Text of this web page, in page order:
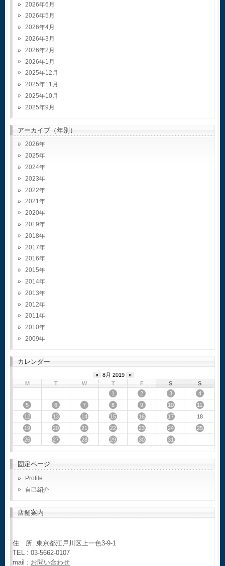
2026年6月
2026年5月
2026年4月
2026年3月
2026年2月
2026年1月
2025年12月
2025年11月
2025年10月
2025年9月
アーカイブ（年別）
2026
2025
2024
2023
2022
2021
2020
2019
2018
2017
2016
2015
2014
2013
2012
2011
2010
2009
カレンダー
« 8月 2019
»
M
T W T F S
S
1
2 3
4
5
6 7 8 9 10
11
12
13 14 15 16 17
18
19
20 21 22 23 24
25
26
27 28 29 30 31
固定ページ
Profile
自己紹介
店舗案内
住 所: 東京都江戸川区上一色3-9-1
TEL : 03-5662-0107
mail : お問い合わせ